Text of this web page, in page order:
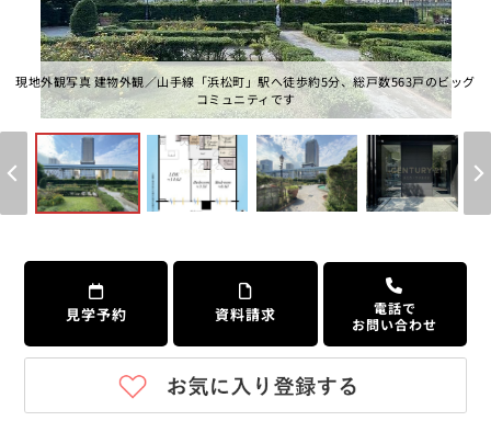
採用情報
会員メニュー
個人情報保護の取扱い 会員規約 サイトマップ
現地外観写真 建物外観／山手線「浜松町」駅へ徒歩約5分、総戸数563戸のビッグ
コミュニティです
見学予約 資料請求
電話で
お問い合わせ